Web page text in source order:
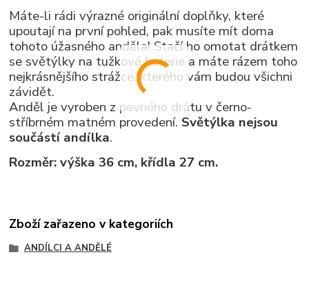
Máte-li rádi výrazné originální doplňky, které
upoutají na první pohled, pak musíte mít doma
tohoto úžasného anděla! Stačí ho omotat drátkem
se světýlky na tužkové baterie a máte rázem toho
nejkrásnějšího strážce, kterého vám budou všichni
závidět.
Anděl je vyroben z pevného drátu v černo-
stříbrném matném provedení. Světýlka nejsou
součástí andílka.
Rozměr: výška 36 cm, křídla 27 cm.
Zboží zařazeno v kategoriích
ANDÍLCI A ANDĚLÉ